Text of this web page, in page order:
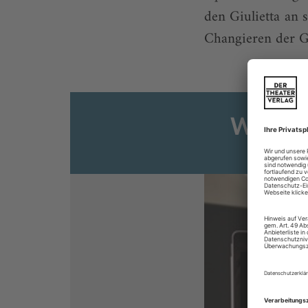
den Giulietta an
Changieren der